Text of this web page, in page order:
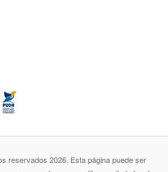
reservados 2026. Esta página puede ser